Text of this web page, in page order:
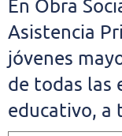
En Obra
Asistencia
jóvenes
de todas las
educativo, a